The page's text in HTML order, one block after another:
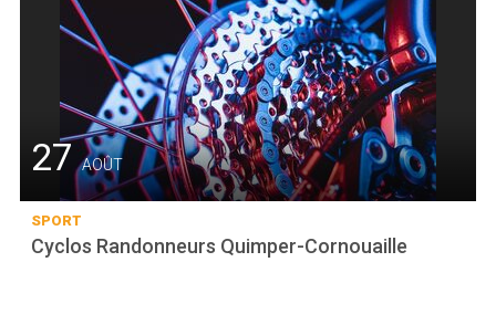
27AOÛT
SPORT
Cyclos Randonneurs Quimper-Cornouaille